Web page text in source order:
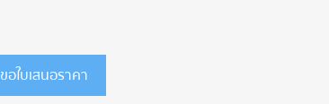
ขอใบเสนอราคา